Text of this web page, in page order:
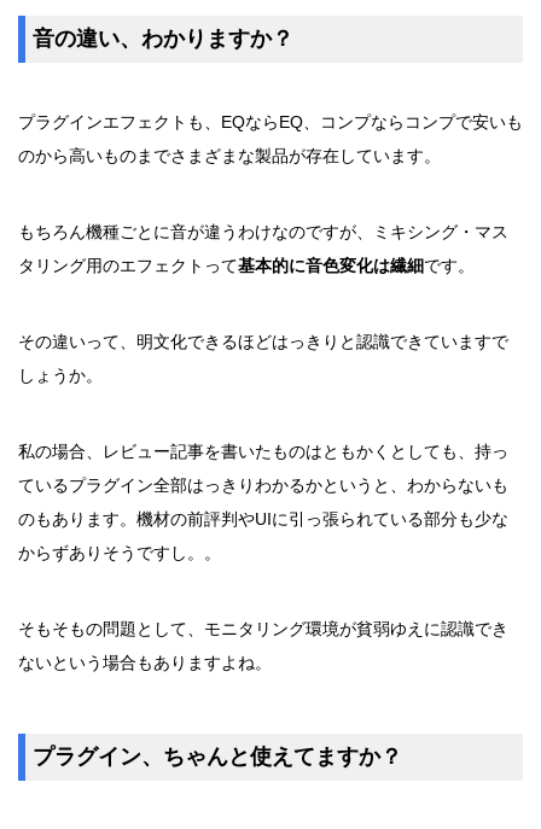
音の違い、わかりますか？
プラグインエフェクトも、EQならEQ、コンプならコンプで安いも
のから高いものまでさまざまな製品が存在しています。
もちろん機種ごとに音が違うわけなのですが、ミキシング・マス
タリング用のエフェクトって基本的に音色変化は繊細です。
その違いって、明文化できるほどはっきりと認識できていますで
しょうか。
私の場合、レビュー記事を書いたものはともかくとしても、持っ
ているプラグイン全部はっきりわかるかというと、わからないも
のもあります。機材の前評判やUIに引っ張られている部分も少な
からずありそうですし。。
そもそもの問題として、モニタリング環境が貧弱ゆえに認識でき
ないという場合もありますよね。
プラグイン、ちゃんと使えてますか？